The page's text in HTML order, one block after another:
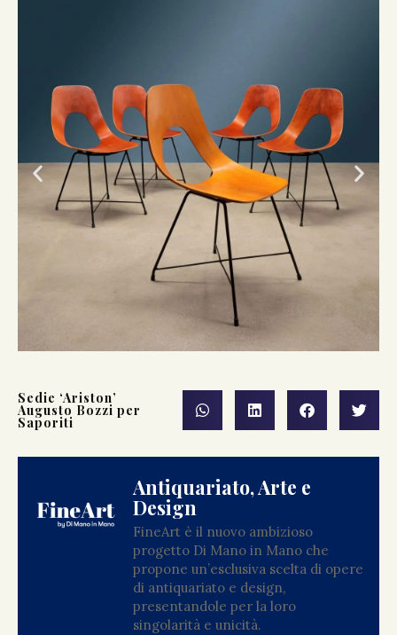
Sedie ‘Ariston’
Augusto Bozzi per
Saporiti
Antiquariato, Arte e
Design
FineArt è il nuovo ambizioso
progetto Di Mano in Mano che
propone un’esclusiva scelta di opere
di antiquariato e design,
presentandole per la loro
singolarità e unicità.